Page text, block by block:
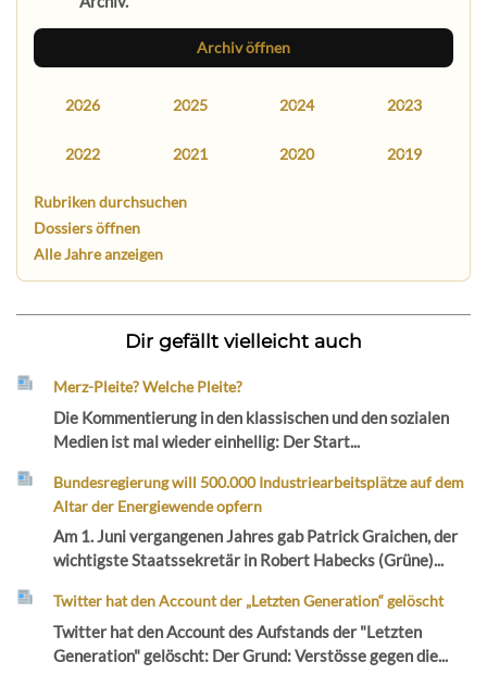
Archiv öffnen
2026 2025 2024 2023
2022 2021 2020 2019
Rubriken durchsuchen
Dossiers öffnen
Alle Jahre anzeigen
Dir gefällt vielleicht auch
Merz-Pleite? Welche Pleite?
Die Kommentierung in den klassischen und den sozialen
Medien ist mal wieder einhellig: Der Start...
Bundesregierung will 500.000 Industriearbeitsplätze auf dem
Altar der Energiewende opfern
Am 1. Juni vergangenen Jahres gab Patrick Graichen, der
wichtigste Staatssekretär in Robert Habecks (Grüne)...
Twitter hat den Account der „Letzten Generation“ gelöscht
Twitter hat den Account des Aufstands der "Letzten
Generation" gelöscht: Der Grund: Verstösse gegen die...